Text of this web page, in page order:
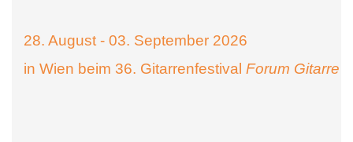
28. August - 03. September 2026
in Wien beim 36. Gitarrenfestival Forum Gitarre